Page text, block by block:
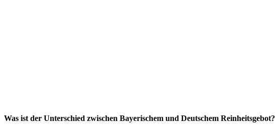
Was ist der Unterschied zwischen Bayerischem und Deutschem Reinheitsgebot?